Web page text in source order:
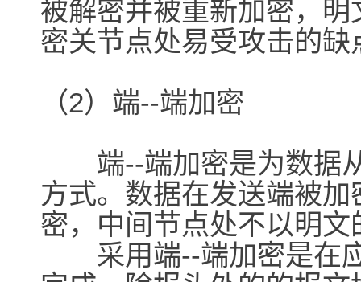
被解密并被重新加密，
密关节点处易受攻击的缺
（2）端--端加密
端--端加密是为数据从
方式。数据在发送端被
密，中间节点处不以明文
采用端--端加密是在应